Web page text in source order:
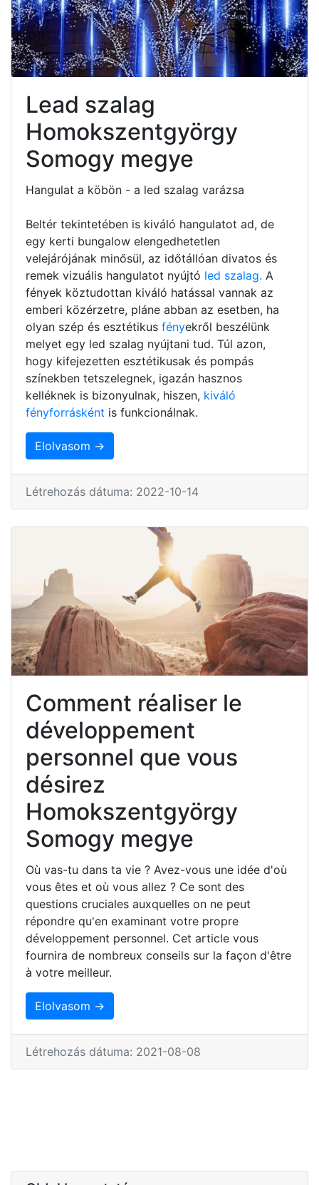
Lead szalag
Homokszentgyörgy
Somogy megye
Hangulat a köbön - a led szalag varázsa
Beltér tekintetében is kiváló hangulatot ad, de
egy kerti bungalow elengedhetetlen
velejárójának minősül, az időtállóan divatos és
remek vizuális hangulatot nyújtó led szalag. A
fények köztudottan kiváló hatással vannak az
emberi közérzetre, pláne abban az esetben, ha
olyan szép és esztétikus fényekről beszélünk
melyet egy led szalag nyújtani tud. Túl azon,
hogy kifejezetten esztétikusak és pompás
színekben tetszelegnek, igazán hasznos
kelléknek is bizonyulnak, hiszen, kiváló
fényforrásként is funkcionálnak.
Elolvasom →
Létrehozás dátuma: 2022-10-14
Comment réaliser le
développement
personnel que vous
désirez
Homokszentgyörgy
Somogy megye
Où vas-tu dans ta vie ? Avez-vous une idée d'où
vous êtes et où vous allez ? Ce sont des
questions cruciales auxquelles on ne peut
répondre qu'en examinant votre propre
développement personnel. Cet article vous
fournira de nombreux conseils sur la façon d'être
à votre meilleur.
Elolvasom →
Létrehozás dátuma: 2021-08-08